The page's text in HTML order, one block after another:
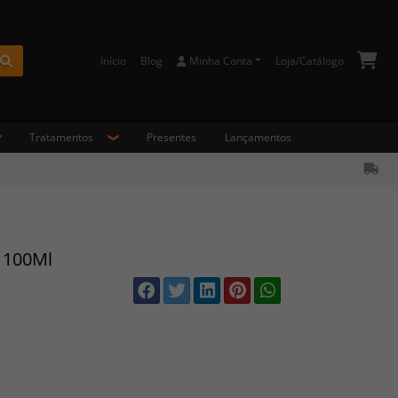
Início Blog Minha Conta Loja/Catálogo
Tratamentos Presentes Lançamentos